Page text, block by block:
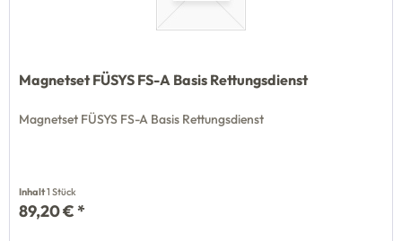
Magnetset FÜSYS FS-A Basis Rettungsdienst
Magnetset FÜSYS FS-A Basis Rettungsdienst
Inhalt1 Stück
89,20 € *